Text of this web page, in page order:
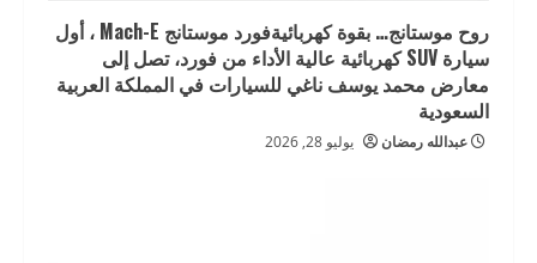
روح موستانج… بقوة كهربائيةفورد موستانج Mach-E ، أول
سيارة SUV كهربائية عالية الأداء من فورد، تصل إلى
معارض محمد يوسف ناغي للسيارات في المملكة العربية
السعودية
عبدالله رمضان يوليو 28, 2026